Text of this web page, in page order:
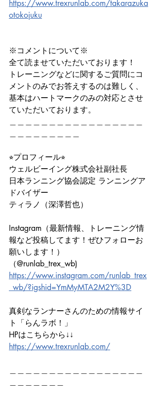
https://www.trexrunlab.com/takarazuka
otokojuku
※コメントについて※
全て読ませていただいております！
トレーニングなどに関するご質問にコ
メントのみでお答えするのは難しく、
基本はハートマークのみの対応とさせ
ていただいております。
⭐︎プロフィール⭐︎
ウェルビーイング株式会社副社長
日本ランニング協会認定 ランニングア
ドバイザー
ティラノ（深澤哲也）
Instagram（最新情報、トレーニング情
報など投稿してます！ぜひフォローお
願いします！）
（@runlab_trex_wb)
https://www.instagram.com/runlab_trex
_wb/?igshid=YmMyMTA2M2Y%3D
真剣なランナーさんのための情報サイ
ト「らんラボ！」
HPはこちらから↓↓
https://www.trexrunlab.com/